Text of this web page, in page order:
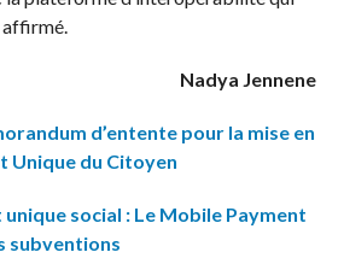
Nadya Jennene
d’entente pour la mise en
Unique du Citoyen
social : Le Mobile Payment
subventions